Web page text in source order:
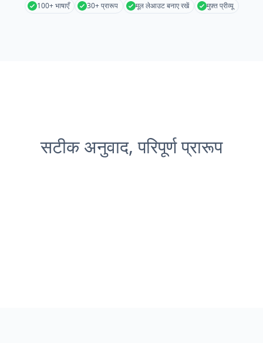
100+ भाषाएँ 30+ प्रारूप मूल लेआउट बनाए रखें मुफ़्त प्रीव्यू
सटीक अनुवाद, परिपूर्ण प्रारूप